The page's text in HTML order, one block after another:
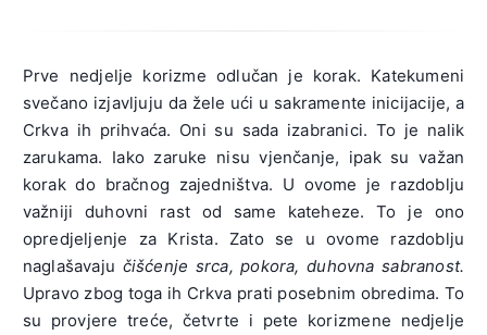
Prve nedjelje korizme odlučan je korak. Katekumeni
svečano izjavljuju da žele ući u sakramente inicijacije, a
Crkva ih prihvaća. Oni su sada izabranici. To je nalik
zarukama. Iako zaruke nisu vjenčanje, ipak su važan
korak do bračnog zajedništva. U ovome je razdoblju
važniji duhovni rast od same kateheze. To je ono
opredjeljenje za Krista. Zato se u ovome razdoblju
naglašavaju čišćenje srca, pokora, duhovna sabranost.
Upravo zbog toga ih Crkva prati posebnim obredima. To
su provjere treće, četvrte i pete korizmene nedjelje